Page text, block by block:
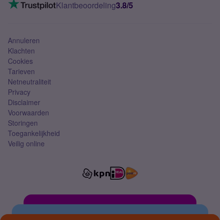
Mobiel abonnement
Klantbeoordeling3.8/5
Annuleren
Klachten
Cookies
Tarieven
Netneutraliteit
Privacy
Disclaimer
Voorwaarden
Storingen
Toegankelijkheid
Veilig online